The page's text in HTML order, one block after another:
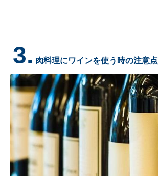
3. 肉料理にワインを使う時の注意点